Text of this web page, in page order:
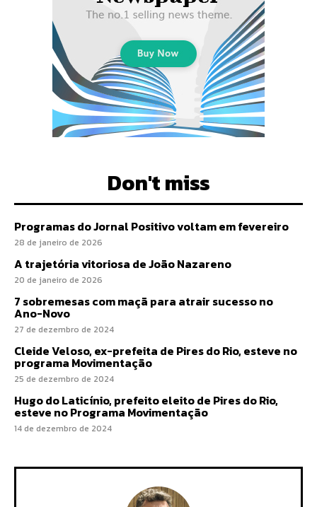
Don't miss
Programas do Jornal Positivo voltam em fevereiro
28 de janeiro de 2026
A trajetória vitoriosa de João Nazareno
20 de janeiro de 2026
7 sobremesas com maçã para atrair sucesso no
Ano-Novo
27 de dezembro de 2024
Cleide Veloso, ex-prefeita de Pires do Rio, esteve no
programa Movimentação
25 de dezembro de 2024
Hugo do Laticínio, prefeito eleito de Pires do Rio,
esteve no Programa Movimentação
14 de dezembro de 2024